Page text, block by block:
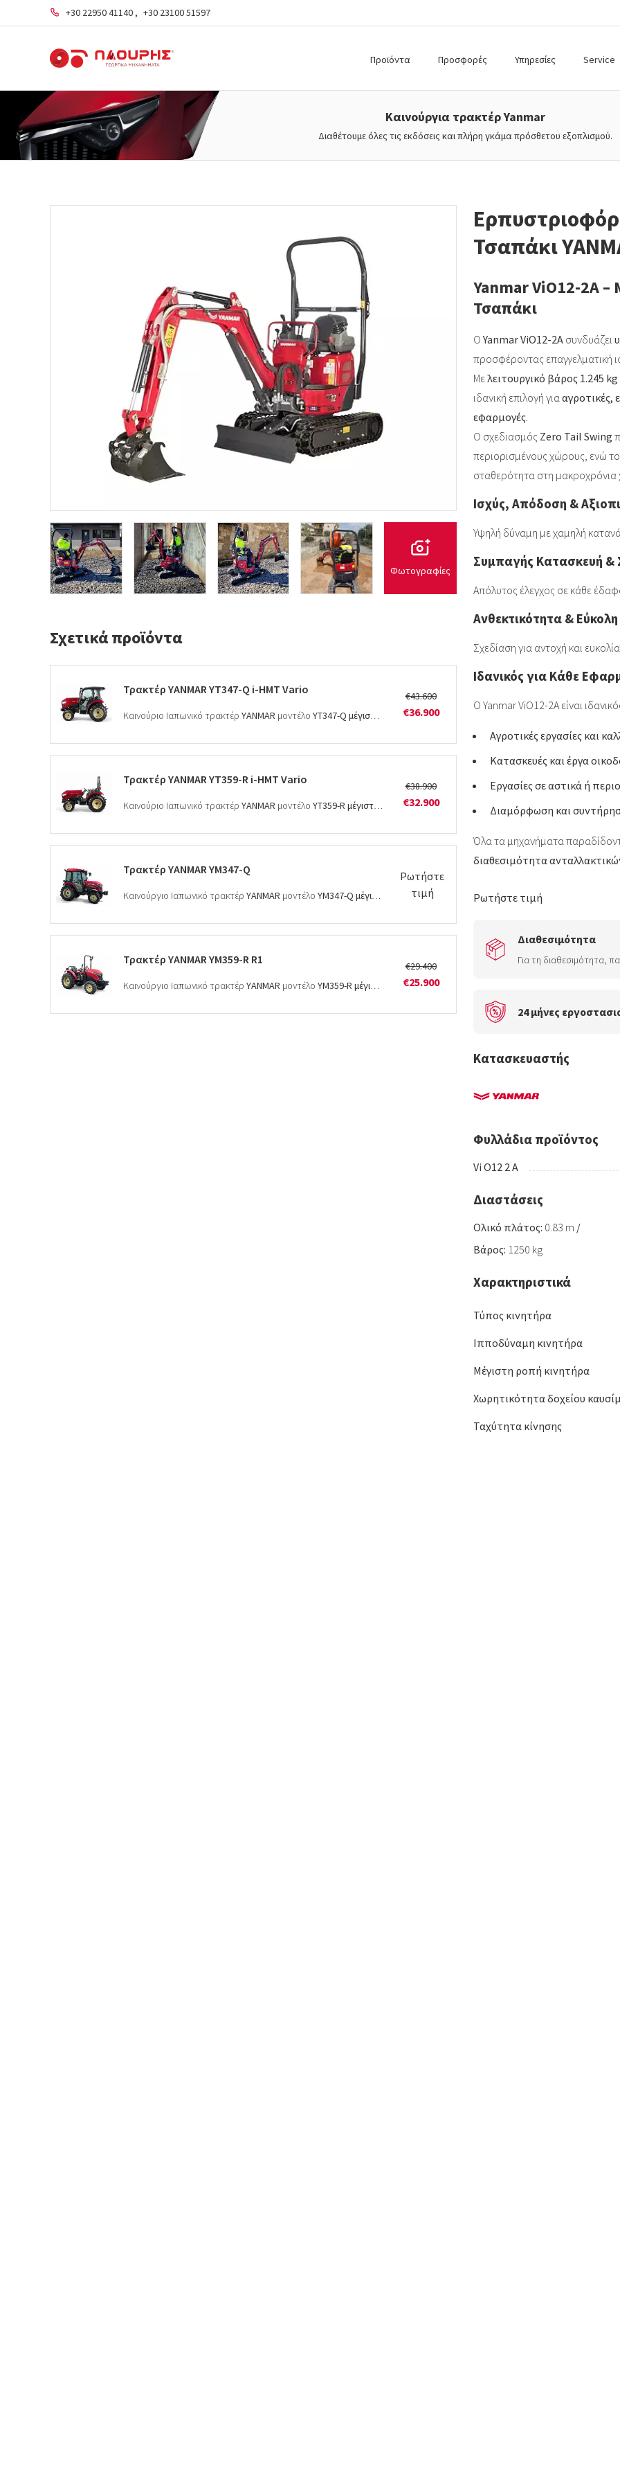
+30 22950 41140 , +30 23100 51597
Προϊόντα Προσφορές Υπηρεσίες Service
Καινούργια τρακτέρ Yanmar
Διαθέτουμε όλες τις εκδόσεις και πλήρη γκάμα πρόσθετου εξοπλισμού.
Φωτογραφίες
Σχετικά προϊόντα
Τρακτέρ YANMAR YT347-Q i-HMT Vario
Καινούριο Ιαπωνικό τρακτέρYANMAR μοντέλοYT347-Q μέγιστης ισχύος 55 Hp με σύγχρονο κιβώτιο ταχυτήτων
€43.600
€36.900
Τρακτέρ YANMAR YT359-R i-HMT Vario
Καινούριο Ιαπωνικό τρακτέρYANMAR μοντέλοYT359-R μέγιστης ισχύος 75 Hp με σύγχρονο κιβώτιο ταχυτήτων
€38.900
€32.900
Τρακτέρ YANMAR YM347-Q
Καινούργιο Ιαπωνικό τρακτέρYANMAR μοντέλοYM347-Q μέγιστης ισχύος 55 Hp με συγχρονισμένο κιβώτιο ταχυτήτων.
Ρωτήστε
τιμή
Τρακτέρ YANMAR YM359-R R1
Καινούργιο Ιαπωνικό τρακτέρYANMAR μοντέλοYM359-R μέγιστης ισχύος 75 Hp
€29.400
€25.900
Τσαπάκι
Yanmar ViO12-2A
Τσαπάκι
ΟYanmar ViO12-2A συνδυάζει
προσφέροντας επαγγελματική
Μελειτουργικό βάρος 1.245 kg
ιδανική επιλογή γιααγροτικές,
εφαρμογές.
Ο σχεδιασμός Zero Tail Swing
περιορισμένους χώρους, ενώ το
σταθερότητα στη μακροχρόνια
Ισχύς, Απόδοση &
Υψηλή δύναμη με χαμηλή
Συμπαγής Κατασκευή &
Απόλυτος έλεγχος σε κάθε
Ανθεκτικότητα &
Σχεδίαση για αντοχή και ευκολία
Ιδανικός για Κάθε
Ο Yanmar ViO12-2A είναι
Αγροτικές εργασίες και
Κατασκευές και έργα
Εργασίες σε αστικά ή
Διαμόρφωση και
Όλα τα μηχανήματα
διαθεσιμότητα
Ρωτήστε τιμή
Διαθεσιμότητα
Για τη διαθεσιμότητα,
24 μήνες
Κατασκευαστής
Φυλλάδια προϊόντος
Vi O12 2 A
Διαστάσεις
Ολικό πλάτος: 0.83 m /
Βάρος: 1250 kg
Χαρακτηριστικά
Τύπος κινητήρα
Ιπποδύναμη κινητήρα
Μέγιστη ροπή κινητήρα
Χωρητικότητα δοχείου
Ταχύτητα κίνησης